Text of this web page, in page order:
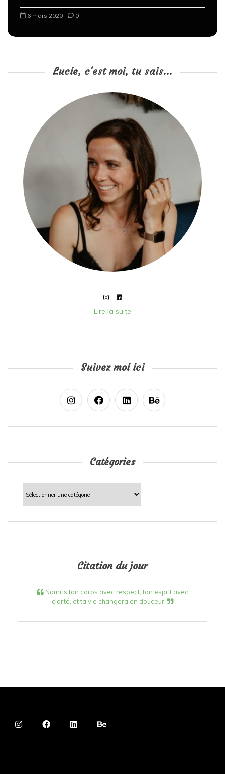
6 mars 2020 0
Lucie, c'est moi, tu sais...
Lire la suite
Suivez moi ici
Catégories
Catégories
Citation du jour
Nourris ton corps avec respect, ton esprit avec
clarté, et ta vie changera en douceur.